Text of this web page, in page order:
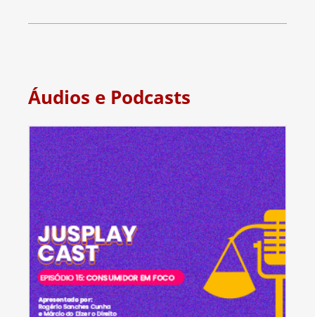
Áudios e Podcasts